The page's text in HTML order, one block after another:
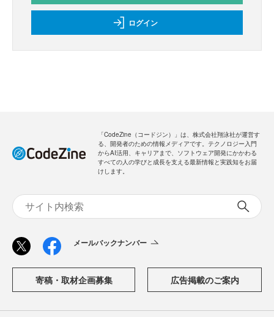
ログイン
「CodeZine（コードジン）」は、株式会社翔泳社が運営す
る、開発者のための情報メディアです。テクノロジー入門
からAI活用、キャリアまで、ソフトウェア開発にかかわる
すべての人の学びと成長を支える最新情報と実践知をお届
けします。
メールバックナンバー
寄稿・取材企画募集 広告掲載のご案内